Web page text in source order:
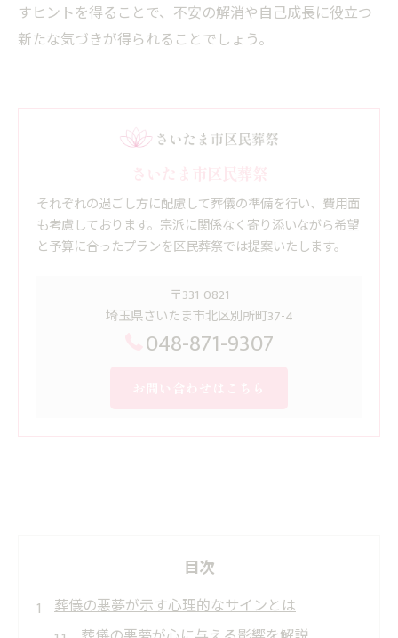
すヒントを得ることで、不安の解消や自己成長に役立つ
新たな気づきが得られることでしょう。
それぞれの過ごし方に配慮して葬儀の準備を行い、費用面
も考慮しております。宗派に関係なく寄り添いながら希望
と予算に合ったプランを区民葬祭では提案いたします。
〒331-0821
埼玉県さいたま市北区別所町37-4
048-871-9307
目次
葬儀の悪夢が示す心理的なサインとは